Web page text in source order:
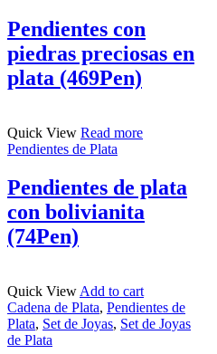
Pendientes con
piedras preciosas en
plata (469Pen)
Quick View Read more
Pendientes de Plata
Pendientes de plata
con bolivianita
(74Pen)
Quick View Add to cart
Cadena de Plata, Pendientes de
Plata, Set de Joyas, Set de Joyas
de Plata